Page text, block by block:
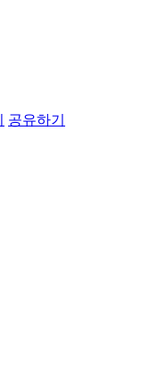
공유하기